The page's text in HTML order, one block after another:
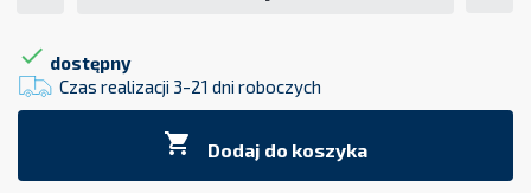
 dostępny
Czas realizacji 3-21 dni roboczych
 Dodaj do koszyka